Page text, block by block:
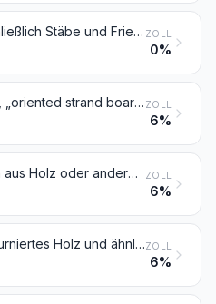
Holz (einschließlich Stäbe und Friese für Parkett, nicht zusammengesetzt), entlang einer oder mehrerer Kanten, Enden oder Flächen profiliert (gekehlt, genutet, gefedert, gefalzt, abgeschrägt, gefriest, gerundet oder in ähnlicher Weise bearbeitet), auch gehobelt, geschliffen oder an den Enden verbunden ZOLL
0%
Spanplatten, „oriented strand board“-Platten (OSB) und ähnliche Platten (z. B. „waferboard“-Platten) aus Holz oder anderen holzigen Stoffen, auch mit Harz oder anderen organischen Bindemitteln hergestellt ZOLL
6%
Faserplatten aus Holz oder anderen holzigen Stoffen, auch mit Harz oder anderen organischen Stoffen hergestellt ZOLL
6%
Sperrholz, furniertes Holz und ähnliches LagenholzZOLL
6%